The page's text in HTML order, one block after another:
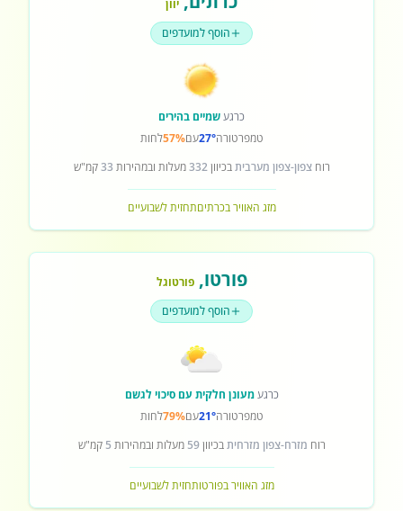
יוון
הוסף למועדפים
כרגעשמיים בהירים
טמפרטורה27°עם57%לחות
רוחצפון-צפון מערביתבכיוון332מעלות ובמהירות 33קמ"ש
מזג האוויר בכרתיםתחזית לשבועיים
פורטו,פורטוגל
הוסף למועדפים
כרגעמעונן חלקית עם סיכוי לגשם
טמפרטורה21°עם79%לחות
רוח מזרח-צפון מזרחיתבכיוון59 מעלות ובמהירות 5 קמ"ש
מזג האוויר בפורטותחזית לשבועיים